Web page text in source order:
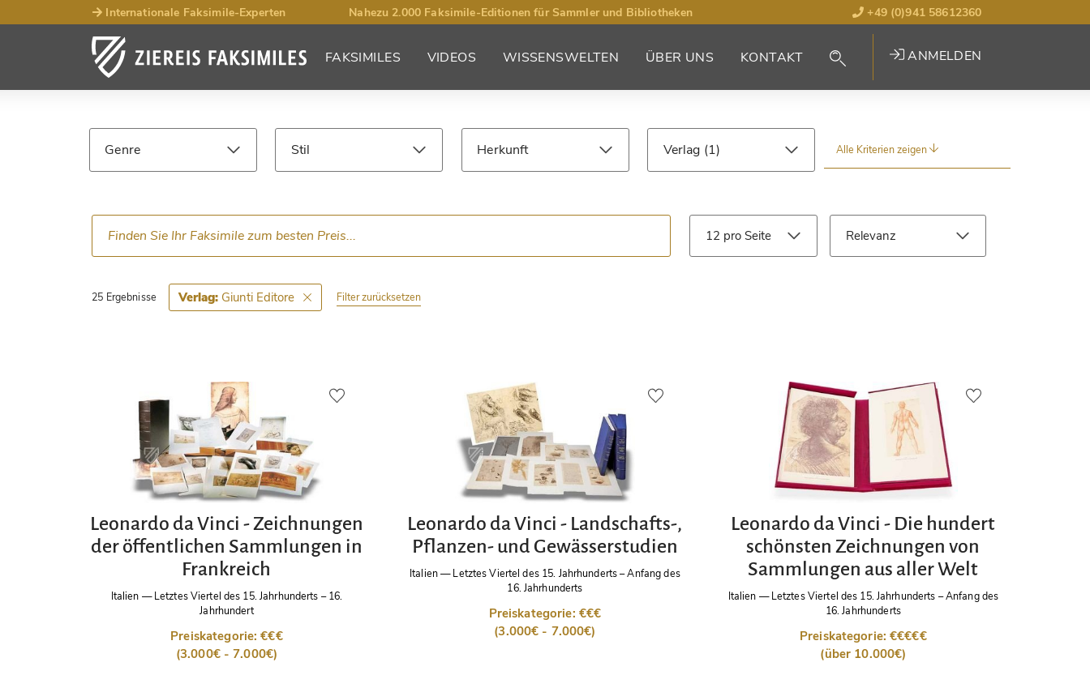
Internationale Faksimile-Experten Nahezu 2.000 Faksimile-Editionen für Sammler und Bibliotheken +49 (0)941 58612360
FAKSIMILES VIDEOS WISSENSWELTEN ÜBER UNS KONTAKT ANMELDEN
Faksimiles
Genre Stil Herkunft Verlag Alle Kriterien zeigen
Sprache Epoche Jahrhundert Bibliothek Art
25 Ergebnisse Verlag: Giunti Editore Filter zurücksetzen
Leonardo da Vinci - Zeichnungen
der öffentlichen Sammlungen in
Frankreich
Italien —Letztes Viertel des 15. Jahrhunderts – 16.
Jahrhundert
Preiskategorie: €€€
(3.000€ - 7.000€)
Leonardo da Vinci - Landschafts-,
Pflanzen- und Gewässerstudien
Italien—Letztes Viertel des 15. Jahrhunderts – Anfang des
16. Jahrhunderts
Preiskategorie: €€€
(3.000€ - 7.000€)
Leonardo da Vinci - Die hundert
schönsten Zeichnungen von
Sammlungen aus aller Welt
Italien —Letztes Viertel des 15. Jahrhunderts – Anfang des
16. Jahrhunderts
Preiskategorie: €€€€€
(über 10.000€)